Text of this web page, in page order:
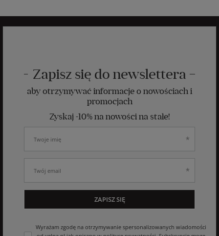
Zapisz się do newslettera
aby otrzymywać informacje o nowościach i
promocjach
Zyskaj -10% na nowości na stałe!
Wyrażam zgodę na otrzymywanie spersonalizowanych wiadomości
ZAPISZ SIĘ